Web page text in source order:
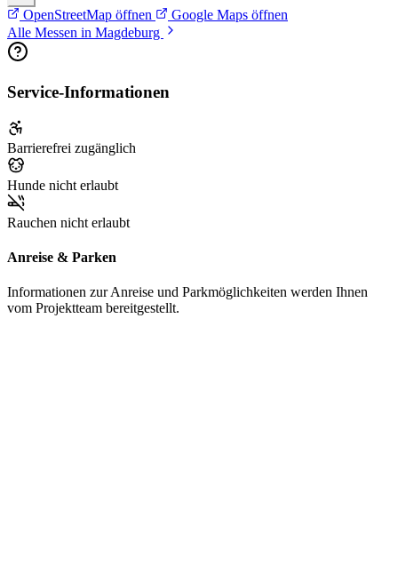
OpenStreetMap öffnen
Google Maps öffnen
Alle Messen in Magdeburg
Service-Informationen
Barrierefrei zugänglich
Hunde nicht erlaubt
Rauchen nicht erlaubt
Anreise & Parken
Informationen zur Anreise und Parkmöglichkeiten werden Ihnen
vom Projektteam bereitgestellt.